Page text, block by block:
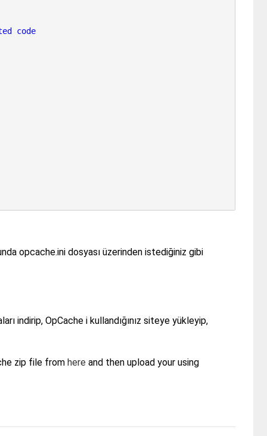
code
opcache.ini dosyası üzerinden istediğiniz gibi
indirip, OpCache i kullandığınız siteye yükleyip,
zip file from here and then upload your using